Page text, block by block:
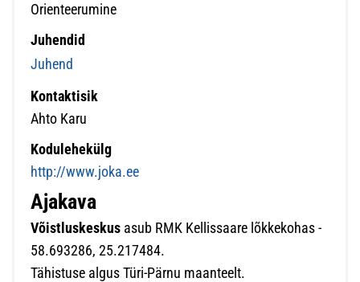
Orienteerumine
Juhendid
Juhend
Kontaktisik
Ahto Karu
Kodulehekülg
http://www.joka.ee
Ajakava
Võistluskeskus asub RMK Kellissaare lõkkekohas -
58.693286, 25.217484.
Tähistuse algus Türi-Pärnu maanteelt.